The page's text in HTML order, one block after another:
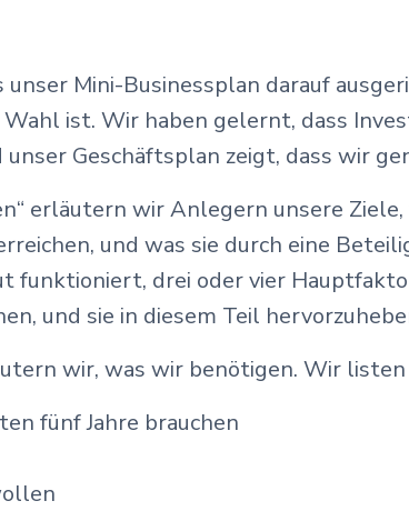
Mini-Businessplan darauf
ist. Wir haben gelernt, dass
Geschäftsplan zeigt, dass wir
erläutern wir Anlegern unsere
und was sie durch eine
drei oder vier
und sie in diesem Teil
wir, was wir benötigen. Wir listen
fünf Jahre brauchen